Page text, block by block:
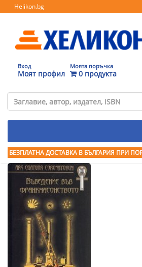
Helikon.bg
Вход
Моят профил
Моята поръчка
0 продукта
БЕЗПЛАТНА ДОСТАВКА В БЪЛГАРИЯ ПРИ